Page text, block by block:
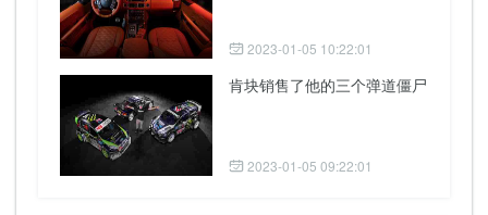
2023-01-05 10:22:01
肯块销售了他的三个弹道僵尸
2023-01-05 09:22:01